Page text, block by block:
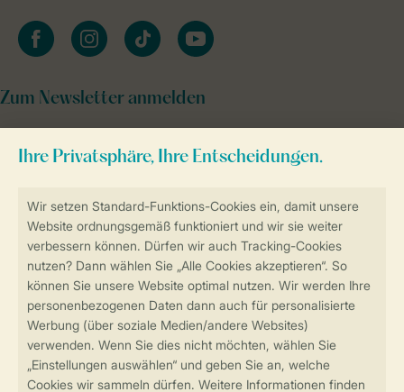
Sicherstellung Deiner Privatsphäre
Sicher und schnell zur Online-Buchung
Sichere Datenübertragung
Sicheres Bezahlen
facebookinstagramtiktok youtube
Zum Newsletter anmelden